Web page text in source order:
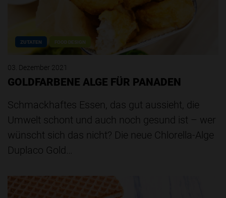
ZUTATEN FOOD DESIGN
03. Dezember 2021
GOLDFARBENE ALGE FÜR PANADEN
Schmackhaftes Essen, das gut aussieht, die
Umwelt schont und auch noch gesund ist – wer
wünscht sich das nicht? Die neue Chlorella-Alge
Duplaco Gold…